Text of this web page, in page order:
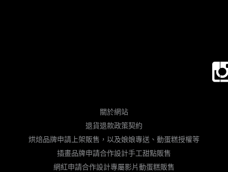
關於網站
退貨退款政策契約
烘焙品牌申請上架販售，以及娘娘專送、動蛋糕授權等
插畫品牌申請合作設計手工甜點販售
網紅申請合作設計專屬影片動蛋糕販售